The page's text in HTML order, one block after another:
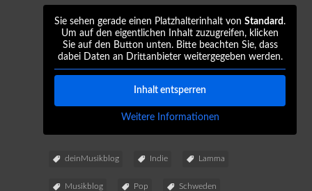
Sie sehen gerade einen Platzhalterinhalt von Standard.
Um auf den eigentlichen Inhalt zuzugreifen, klicken
Sie auf den Button unten. Bitte beachten Sie, dass
dabei Daten an Drittanbieter weitergegeben werden.
Inhalt entsperren
Weitere Informationen
deinMusikblog Indie Lamma
Musikblog Pop Schweden